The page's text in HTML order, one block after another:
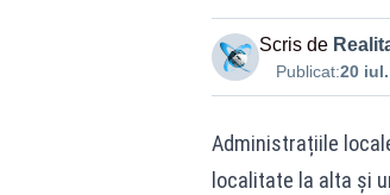
Scris de
Publicat:20
Administrațiile
localitate la alta și